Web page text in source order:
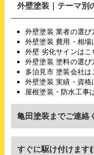
外壁塗装｜テーマ別
外壁塗装 業者の選び
外壁塗装 費用・相場
外壁 劣化サインはこ
外壁塗装 塗料の選び
多治見市 塗装会社は
外壁塗装 実績・資格
屋根塗装・防水工事
亀田塗装までご連絡
すぐに駆け付けます